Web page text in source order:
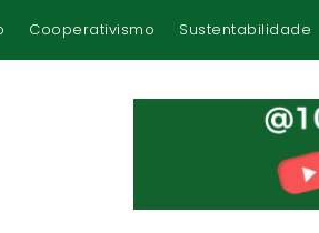
Cooperativismo Sustentabilidade